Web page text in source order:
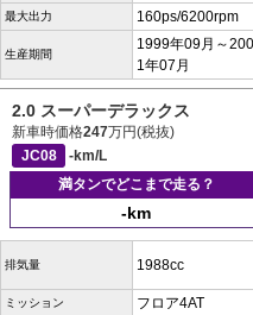
最大出力 160ps/6200rpm
生産期間
1999年09月～200
1年07月
2.0 スーパーデラックス
新車時価格247万円(税抜)
JC08
-km/L
満タンでどこまで走る？
-km
排気量 1988cc
ミッション フロア4AT